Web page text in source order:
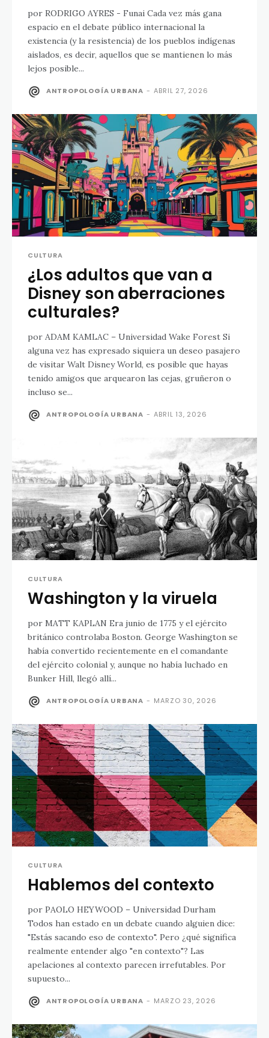
por RODRIGO AYRES - Funai Cada vez más gana
espacio en el debate público internacional la
existencia (y la resistencia) de los pueblos indígenas
aislados, es decir, aquellos que se mantienen lo más
lejos posible...
ANTROPOLOGÍA URBANA - ABRIL 27, 2026
CULTURA
¿Los adultos que van a
Disney son aberraciones
culturales?
por ADAM KAMLAC – Universidad Wake Forest Si
alguna vez has expresado siquiera un deseo pasajero
de visitar Walt Disney World, es posible que hayas
tenido amigos que arquearon las cejas, gruñeron o
incluso se...
ANTROPOLOGÍA URBANA - ABRIL 13, 2026
CULTURA
Washington y la viruela
por MATT KAPLAN Era junio de 1775 y el ejército
británico controlaba Boston. George Washington se
había convertido recientemente en el comandante
del ejército colonial y, aunque no había luchado en
Bunker Hill, llegó allí...
ANTROPOLOGÍA URBANA - MARZO 30, 2026
CULTURA
Hablemos del contexto
por PAOLO HEYWOOD – Universidad Durham
Todos han estado en un debate cuando alguien dice:
"Estás sacando eso de contexto". Pero ¿qué significa
realmente entender algo "en contexto"? Las
apelaciones al contexto parecen irrefutables. Por
supuesto...
ANTROPOLOGÍA URBANA - MARZO 23, 2026